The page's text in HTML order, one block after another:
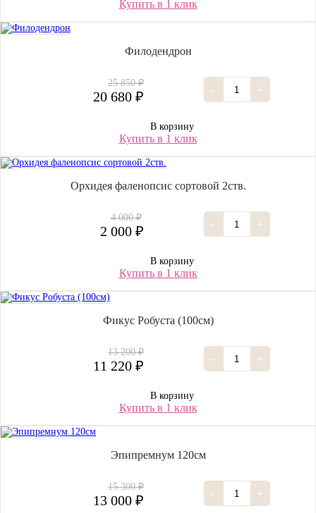
Купить в 1 клик
Филодендрон
25 850 ₽
20 680 ₽ - +
В корзину
Купить в 1 клик
Орхидея фаленопсис сортовой 2ств.
4 000 ₽
2 000 ₽ - +
В корзину
Купить в 1 клик
Фикус Робуста (100см)
13 200 ₽
11 220 ₽ - +
В корзину
Купить в 1 клик
Эпипремнум 120см
15 300 ₽
13 000 ₽ - +